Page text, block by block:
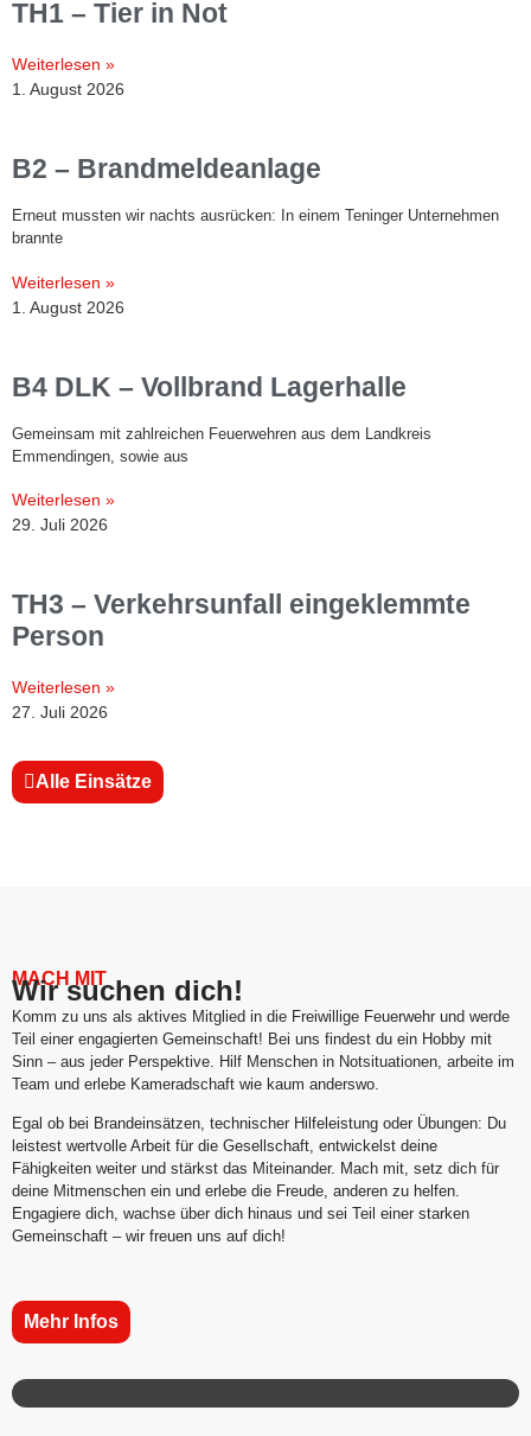
TH1 – Tier in Not
Weiterlesen »
1. August 2026
B2 – Brandmeldeanlage
Erneut mussten wir nachts ausrücken: In einem Teninger Unternehmen
brannte
Weiterlesen »
1. August 2026
B4 DLK – Vollbrand Lagerhalle
Gemeinsam mit zahlreichen Feuerwehren aus dem Landkreis
Emmendingen, sowie aus
Weiterlesen »
29. Juli 2026
TH3 – Verkehrsunfall eingeklemmte
Person
Weiterlesen »
27. Juli 2026
Alle Einsätze
MACH MIT
Wir suchen dich!
Komm zu uns als aktives Mitglied in die Freiwillige Feuerwehr und werde
Teil einer engagierten Gemeinschaft! Bei uns findest du ein Hobby mit
Sinn – aus jeder Perspektive. Hilf Menschen in Notsituationen, arbeite im
Team und erlebe Kameradschaft wie kaum anderswo.
Egal ob bei Brandeinsätzen, technischer Hilfeleistung oder Übungen: Du
leistest wertvolle Arbeit für die Gesellschaft, entwickelst deine
Fähigkeiten weiter und stärkst das Miteinander. Mach mit, setz dich für
deine Mitmenschen ein und erlebe die Freude, anderen zu helfen.
Engagiere dich, wachse über dich hinaus und sei Teil einer starken
Gemeinschaft – wir freuen uns auf dich!
Mehr Infos